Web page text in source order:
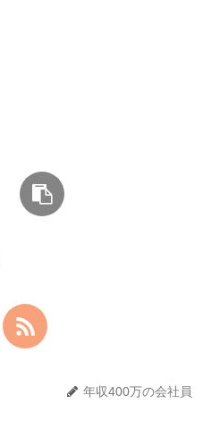
年収400万の会社員